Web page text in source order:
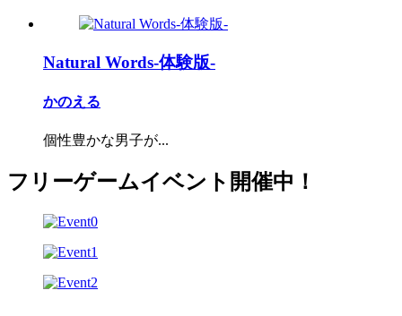
Natural Words-体験版-
かのえる
個性豊かな男子が...
フリーゲームイベント開催中！